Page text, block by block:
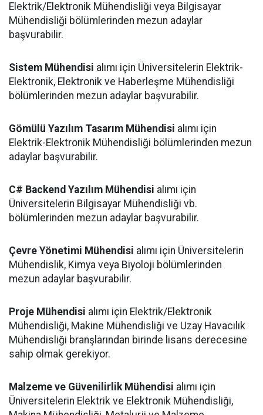
Elektrik/Elektronik Mühendisliği veya Bilgisayar
Mühendisliği bölümlerinden mezun adaylar
başvurabilir.
Sistem Mühendisi alımı için Üniversitelerin Elektrik-
Elektronik, Elektronik ve Haberleşme Mühendisliği
bölümlerinden mezun adaylar başvurabilir.
Gömülü Yazılım Tasarım Mühendisi alımı için
Elektrik-Elektronik Mühendisliği bölümlerinden mezun
adaylar başvurabilir.
C# Backend Yazılım Mühendisi alımı için
Üniversitelerin Bilgisayar Mühendisliği vb.
bölümlerinden mezun adaylar başvurabilir.
Çevre Yönetimi Mühendisi alımı için Üniversitelerin
Mühendislik, Kimya veya Biyoloji bölümlerinden
mezun adaylar başvurabilir.
Proje Mühendisi alımı için Elektrik/Elektronik
Mühendisliği, Makine Mühendisliği ve Uzay Havacılık
Mühendisliği branşlarından birinde lisans derecesine
sahip olmak gerekiyor.
Malzeme ve Güvenilirlik Mühendisi alımı için
Üniversitelerin Elektrik ve Elektronik Mühendisliği,